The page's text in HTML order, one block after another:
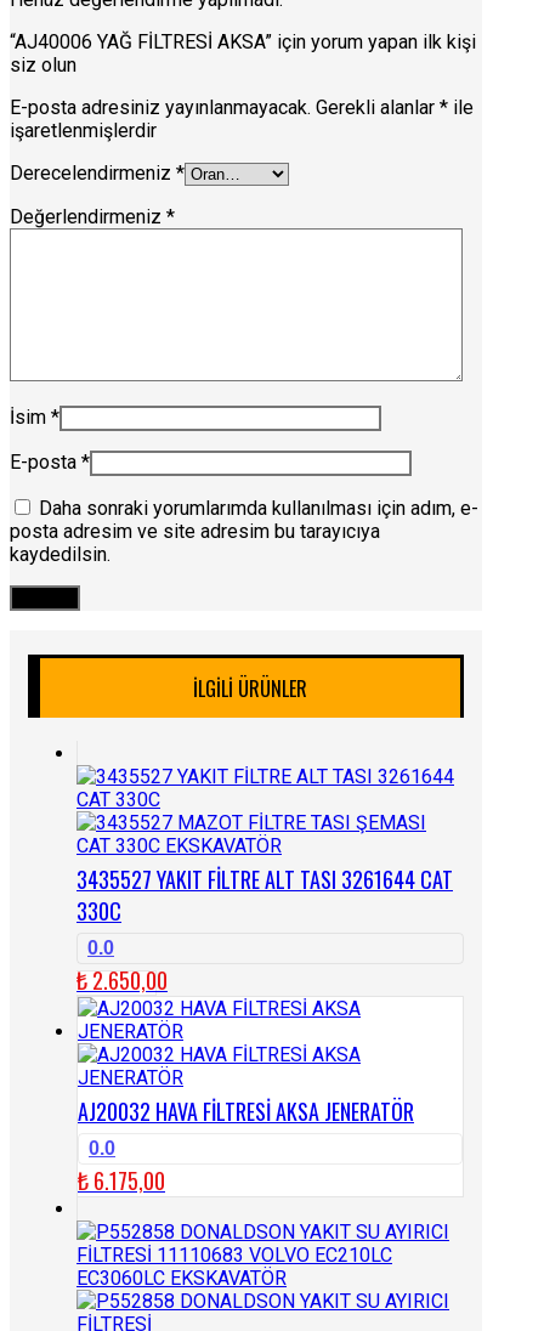
“AJ40006 YAĞ FİLTRESİ AKSA” için yorum yapan ilk kişi
siz olun
E-posta adresiniz yayınlanmayacak. Gerekli alanlar * ile
işaretlenmişlerdir
Derecelendirmeniz *
Değerlendirmeniz *
İsim *
E-posta *
Daha sonraki yorumlarımda kullanılması için adım, e-
posta adresim ve site adresim bu tarayıcıya
kaydedilsin.
İLGILI ÜRÜNLER
3435527 YAKIT FİLTRE ALT TASI 3261644 CAT
330C
0.0
₺2.650,00
AJ20032 HAVA FİLTRESİ AKSA JENERATÖR
0.0
₺6.175,00